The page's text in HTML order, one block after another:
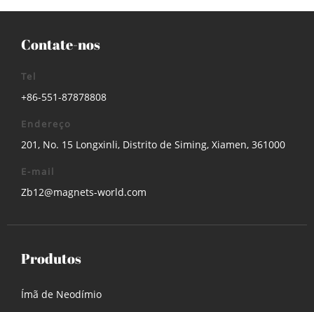
Contate-nos
Tel
+86-551-87878808
Endereço
201, No. 15 Longxinli, Distrito de Siming, Xiamen, 361000
E-mail
Zb12@magnets-world.com
Produtos
Ímã de Neodímio